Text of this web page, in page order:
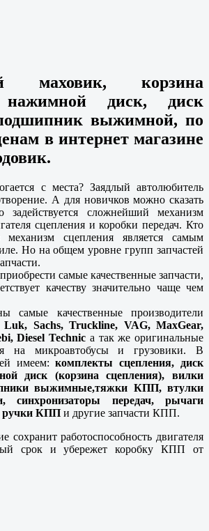
маховик, корзина
нажимной диск, диск
выжимной, по
в интернет магазине
с места? Заядлый автолюбитель
А для новичков можно сказать
задействуется сложнейший механизм
сцепления и коробки передач. Кто
сцепления является самым
Но на общем уровне групп запчастей
самые качественные запчасти,
качеству значительно чаще чем
самые качественные производители
Luk, Sachs, Truckline, VAG, MaxGear,
Diesel Technic а так же оригинальные
на микроавтобусы и грузовики. В
имеем:комплекты сцепления, диск
диск (корзина сцепления), вилки
выжимные,тяжки КПП, втулки
синхронизаторы передач, рычаги
ручки КПП и другие запчасти КПП.
сохранит работоспособность двигателя
срок и убережет коробку КПП от